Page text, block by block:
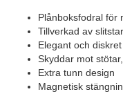
Plånboksfodral för
Tillverkad av
Elegant och
Skyddar mot
Extra tunn design
Magnetisk